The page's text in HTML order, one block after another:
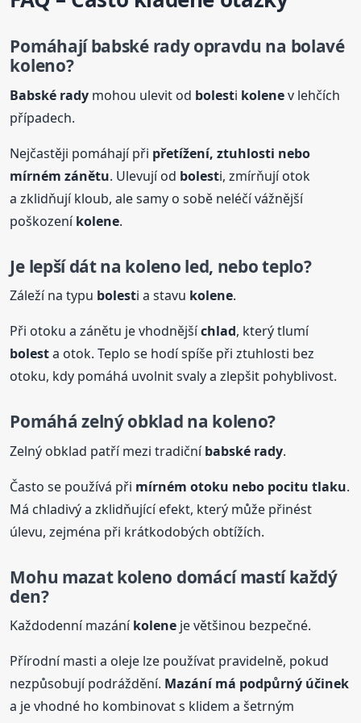
Pomáhajíbabské radyopravdu na bolavé
koleno?
Babské rady mohou ulevit od bolesti kolenev lehčích
případech.
Nejčastěji pomáhají při přetížení, ztuhlosti nebo
mírném zánětu. Ulevují od bolesti, zmírňují otok
a zklidňují kloub, ale samy o sobě neléčí vážnější
poškozeníkolene.
Je lepší dát na koleno led, nebo teplo?
Záleží na typu bolesti a stavu kolene.
Při otoku a zánětu je vhodnějšíchlad, který tlumí
bolesta otok. Teplo se hodí spíše při ztuhlosti bez
otoku, kdy pomáhá uvolnit svaly a zlepšit pohyblivost.
Pomáhá zelný obklad na koleno?
Zelný obklad patří mezi tradičníbabské rady.
Často se používá při mírném otoku nebo pocitu tlaku.
Má chladivý a zklidňující efekt, který může přinést
úlevu, zejména při krátkodobých obtížích.
Mohu mazat koleno domácí mastí každý
den?
Každodenní mazáníkolene je většinou bezpečné.
Přírodní masti a oleje lze používat pravidelně, pokud
nezpůsobují podráždění. Mazání má podpůrný účinek
a je vhodné ho kombinovat s klidem a šetrným